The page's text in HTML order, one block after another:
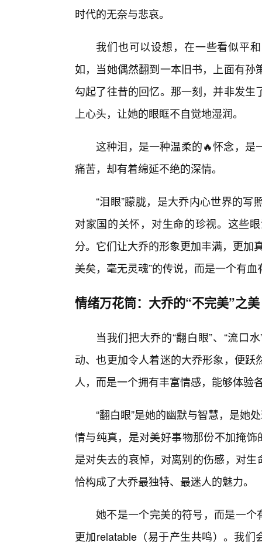
时代的无奈与悲哀。
我们也可以设想，在一些看似平
如，当她偶然翻到一本旧书，上面有
勾起了往昔的回忆。那一刻，并非发
上心头，让她的眼眶不自觉地湿润。
这种泪，是一种温柔的🔥怀念，是
痛苦，却有着绵延不绝的深情。
“泪眼”朦胧，是大乔内心世界的
对家国的关怀，对生命的珍视。这些
分。它们让大乔的形象更加丰满，更加
美矣，毫无灵魂”的传说，而是一个有
情绪万花筒：大乔的“不完美”之美
当我们把大乔的“翻白眼”、“流口
动、也更加令人着迷的大乔形象，便
人，而是一个拥有丰富情感，能够体验
“翻白眼”是她的幽默与智慧，是她
情与纯真，是对美好事物那份不加掩
是对失去的哀悼，对离别的伤感，对
恰构成了大乔最独特、最迷人的魅力。
她不是一个完美的符号，而是一个
更加relatable（易于产生共鸣）。我们